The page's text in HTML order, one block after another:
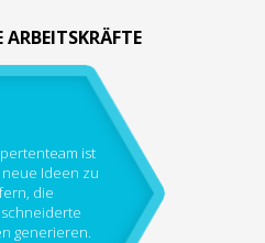
ARBEITSKRÄFTE
ist
Ideen zu
die
generieren.